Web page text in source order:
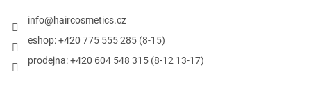
info@haircosmetics.cz
eshop: +420 775 555 285 (8-15)
prodejna: +420 604 548 315 (8-12 13-17)